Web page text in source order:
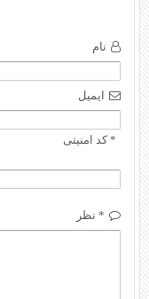
نام
ایمیل
* کد امنیتی
* نظر